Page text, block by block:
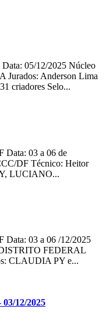
05/12/2025 Núcleo
Anderson Lima
criadores Selo...
Data: 03 a 06 de
DF Técnico: Heitor
LUCIANO...
Data: 03 a 06 /12/2025
FEDERAL
CLAUDIA PY e...
12/2025